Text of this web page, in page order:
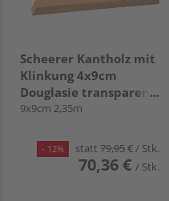
Scheerer Kantholz mit
Klinkung 4x9cm
Douglasie transparent
lasiert -kiefer-
9x9cm 2,35m
- 12% statt 79,95€/ Stk.
70,36 € / Stk.